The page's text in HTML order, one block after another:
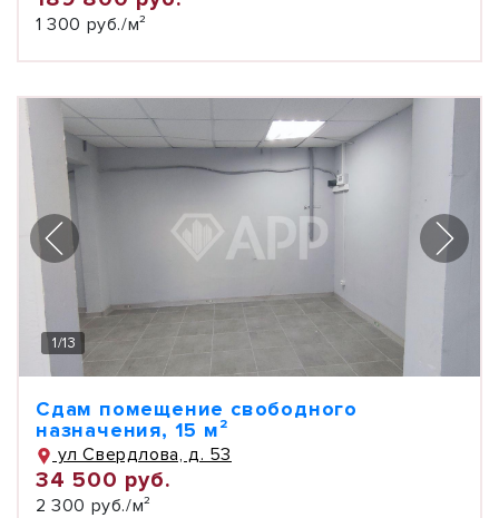
1 300 руб./м²
1/13
Сдам помещение свободного
назначения, 15 м²
ул Свердлова, д. 53
34 500 руб.
2 300 руб./м²